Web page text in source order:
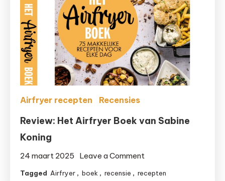
is
dan
een
frituurpan
Airfryer recepten Recensies
Review: Het Airfryer Boek van Sabine
Koning
24 maart 2025 Leave a Comment
Review:
Tagged Airfryer , boek , recensie , recepten